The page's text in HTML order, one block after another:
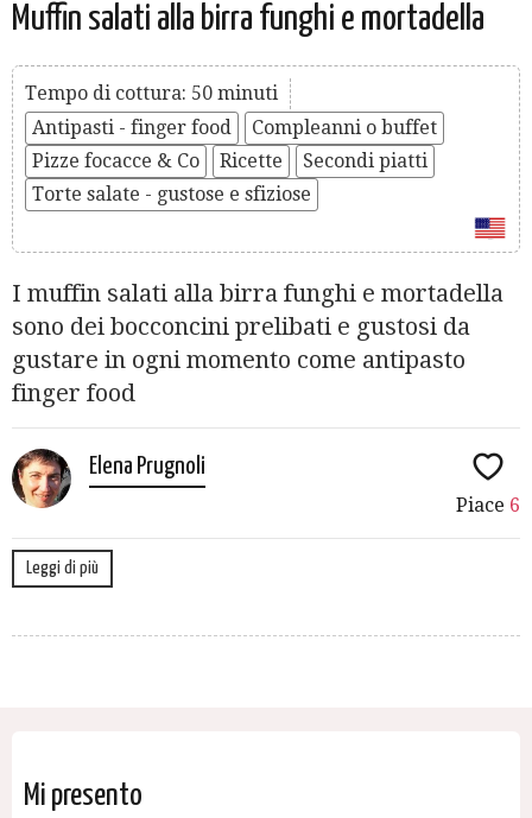
Muffin salati alla birra funghi e mortadella
Tempo di cottura: 50 minuti
Antipasti - finger food
Compleanni o buffet
Pizze focacce & Co
Ricette
Secondi piatti
Torte salate - gustose e sfiziose
I muffin salati alla birra funghi e mortadella
sono dei bocconcini prelibati e gustosi da
gustare in ogni momento come antipasto
finger food
Elena Prugnoli
Piace 6
Leggi di più
Mi presento